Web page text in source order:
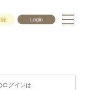
録 Login
グインは